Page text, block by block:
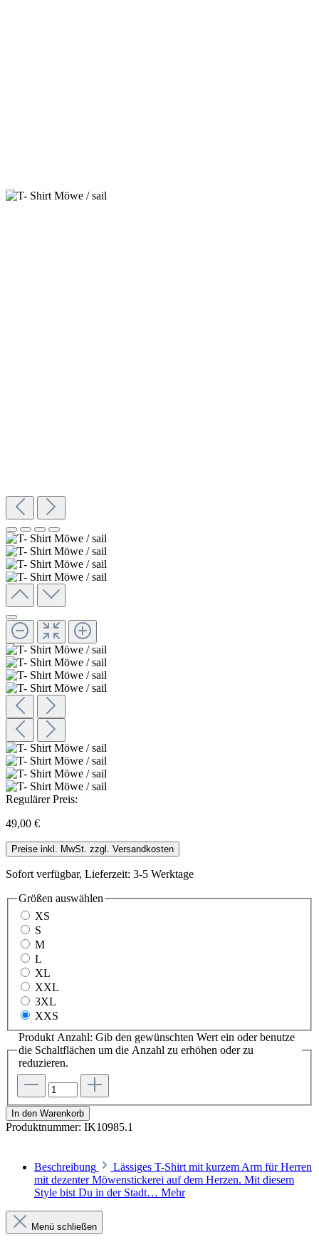
Regulärer Preis:
49,00 €
Preise inkl. MwSt. zzgl. Versandkosten
Sofort verfügbar, Lieferzeit: 3-5 Werktage
Größen auswählen
XS
S
M
L
XL
XXL
3XL
XXS
Produkt Anzahl: Gib den gewünschten Wert ein oder benutze
die Schaltflächen um die Anzahl zu erhöhen oder zu
reduzieren.
In den Warenkorb
Produktnummer: IK10985.1
Beschreibung
Lässiges T-Shirt mit kurzem Arm für Herren
mit dezenter Möwenstickerei auf dem Herzen. Mit diesem
Style bist Du in der Stadt… Mehr
Menü schließen